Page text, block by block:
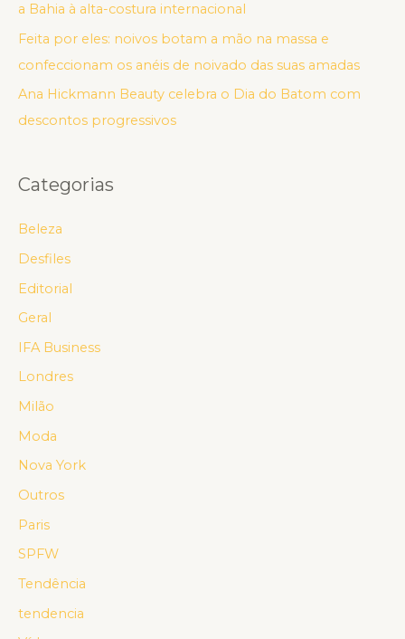
a Bahia à alta-costura internacional
Feita por eles: noivos botam a mão na massa e
confeccionam os anéis de noivado das suas amadas
Ana Hickmann Beauty celebra o Dia do Batom com
descontos progressivos
Categorias
Beleza
Desfiles
Editorial
Geral
IFA Business
Londres
Milão
Moda
Nova York
Outros
Paris
SPFW
Tendência
tendencia